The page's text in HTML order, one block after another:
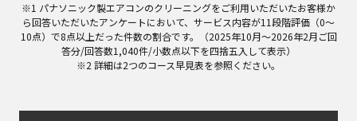
※1 パナソニック製エアコンのクリーニングをご利用いただいたお客様か
ら回答いただいたアンケートにおいて、サービス内容が11段階評価（0～
10点）で8点以上だった件数の割合です。（2025年10月～2026年2月ご回
答分/回答数1,040件/小数点以下を四捨五入して表示）
※2 詳細は2つのコース早見表を参照ください。